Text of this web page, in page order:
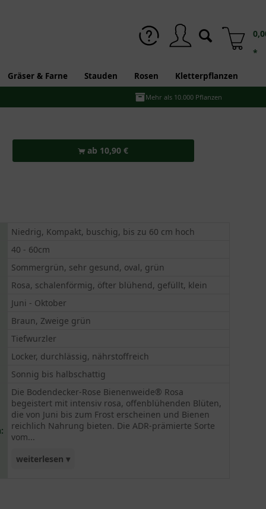
*
Gräser & Farne Stauden Rosen Kletterpflanzen
Mehr als 10.000 Pflanzen
ab 10,90 €
Niedrig, Kompakt, buschig, bis zu 60 cm hoch
40 - 60cm
Sommergrün, sehr gesund, oval, grün
Rosa, schalenförmig, öfter blühend, gefüllt, klein
Juni - Oktober
Braun, Zweige grün
Tiefwurzler
Locker, durchlässig, nährstoffreich
Sonnig bis halbschattig
Die Bodendecker-Rose Bienenweide® Rosa
begeistert mit intensiv rosa, offenblühenden Blüten,
die von Juni bis zum Frost erscheinen und Bienen
reichlich Nahrung bieten. Die ADR-prämierte Sorte
vom...
weiterlesen ▾